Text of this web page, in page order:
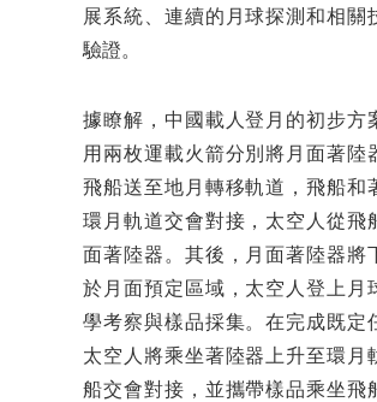
展系統、連續的月球探測和相關
驗證。
據瞭解，中國載人登月的初步方
用兩枚運載火箭分別將月面著陸
飛船送至地月轉移軌道，飛船和
環月軌道交會對接，太空人從飛
面著陸器。其後，月面著陸器將
於月面預定區域，太空人登上月
學考察與樣品採集。在完成既定
太空人將乘坐著陸器上升至環月
船交會對接，並攜帶樣品乘坐飛